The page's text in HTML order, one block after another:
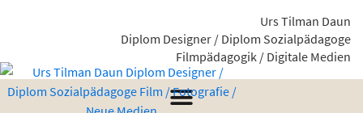
Urs Tilman Daun
Diplom Designer / Diplom Sozialpädagoge
Filmpädagogik / Digitale Medien